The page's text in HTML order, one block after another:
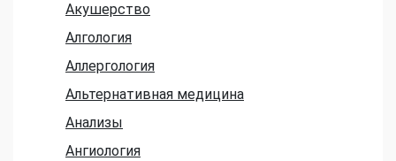
Акушерство
Алгология
Аллергология
Альтернативная медицина
Анализы
Ангиология